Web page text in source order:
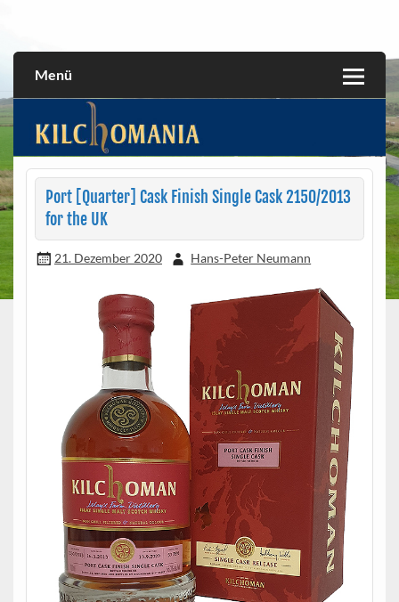
Menü
Port [Quarter] Cask Finish Single Cask 2150/2013
for the UK
21. Dezember 2020 Hans-Peter Neumann